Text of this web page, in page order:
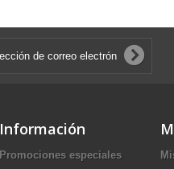
Información
Promociones especiales